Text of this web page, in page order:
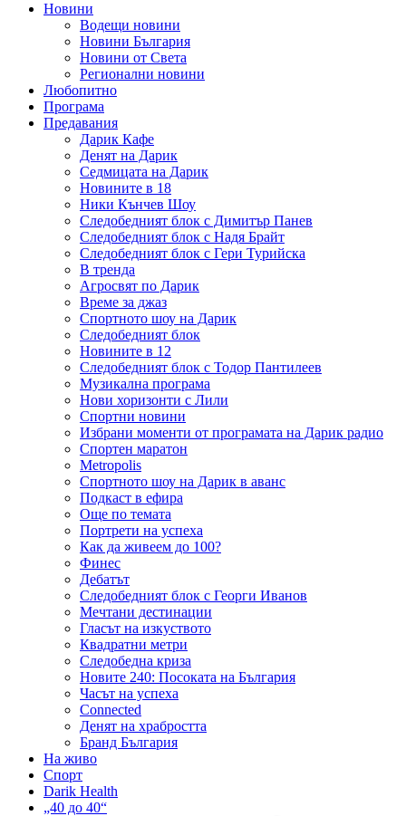
Новини
Водещи новини
Новини България
Новини от Света
Регионални новини
Любопитно
Програма
Предавания
Дарик Кафе
Денят на Дарик
Седмицата на Дарик
Новините в 18
Ники Кънчев Шоу
Следобедният блок с Димитър Панев
Следобедният блок с Надя Брайт
Следобедният блок с Гери Турийска
В тренда
Агросвят по Дарик
Време за джаз
Спортното шоу на Дарик
Следобедният блок
Новините в 12
Следобедният блок с Тодор Пантилеев
Музикална програма
Нови хоризонти с Лили
Спортни новини
Избрани моменти от програмата на Дарик радио
Спортен маратон
Metropolis
Спортното шоу на Дарик в аванс
Подкаст в ефира
Още по темата
Портрети на успеха
Как да живеем до 100?
Финес
Дебатът
Следобедният блок с Георги Иванов
Мечтани дестинации
Гласът на изкуството
Квадратни метри
Следобедна криза
Новите 240: Посоката на България
Часът на успеха
Connected
Денят на храбростта
Бранд България
На живо
Спорт
Darik Health
„40 до 40“